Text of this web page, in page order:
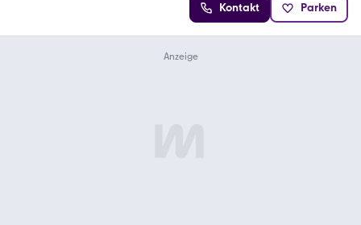
Kontakt Parken